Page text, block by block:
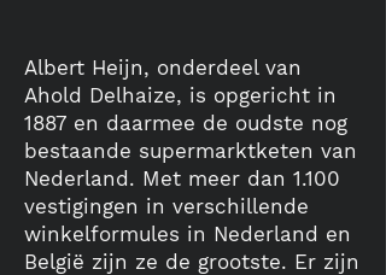
Albert Heijn, onderdeel van
Ahold Delhaize, is opgericht in
1887 en daarmee de oudste nog
bestaande supermarktketen van
Nederland. Met meer dan 1.100
vestigingen in verschillende
winkelformules in Nederland en
België zijn ze de grootste. Er zijn